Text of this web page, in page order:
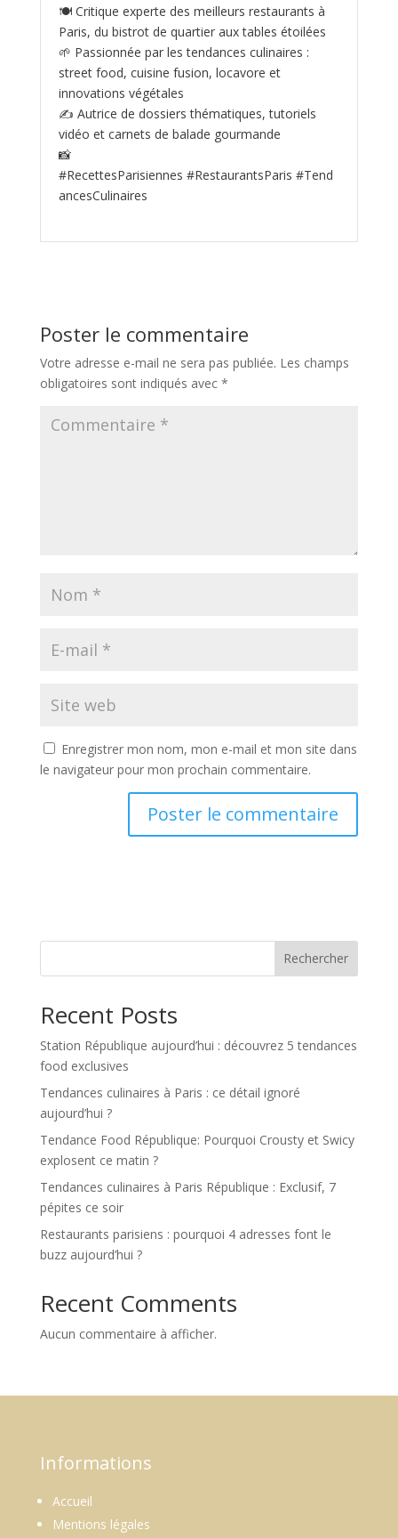
🍽️ Critique experte des meilleurs restaurants à
Paris, du bistrot de quartier aux tables étoilées
🌱 Passionnée par les tendances culinaires :
street food, cuisine fusion, locavore et
innovations végétales
✍️ Autrice de dossiers thématiques, tutoriels
vidéo et carnets de balade gourmande
📸
#RecettesParisiennes #RestaurantsParis #Tend
ancesCulinaires
Poster le commentaire
Votre adresse e-mail ne sera pas publiée. Les champs
obligatoires sont indiqués avec *
Enregistrer mon nom, mon e-mail et mon site dans
le navigateur pour mon prochain commentaire.
Rechercher
Recent Posts
Station République aujourd’hui : découvrez 5 tendances
food exclusives
Tendances culinaires à Paris : ce détail ignoré
aujourd’hui ?
Tendance Food République: Pourquoi Crousty et Swicy
explosent ce matin ?
Tendances culinaires à Paris République : Exclusif, 7
pépites ce soir
Restaurants parisiens : pourquoi 4 adresses font le
buzz aujourd’hui ?
Recent Comments
Aucun commentaire à afficher.
Informations
Accueil
Mentions légales